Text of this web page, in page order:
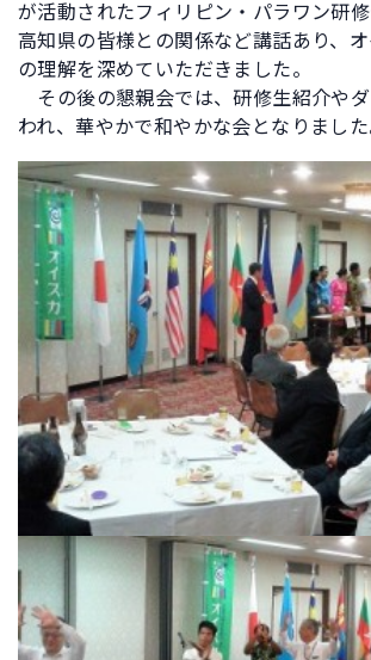
が活動されたフィリピン・パラワン研
高知県の皆様との関係など講話あり、
の理解を深めていただきました。
その後の懇親会では、研修生紹介や
われ、華やかで和やかな会となりました